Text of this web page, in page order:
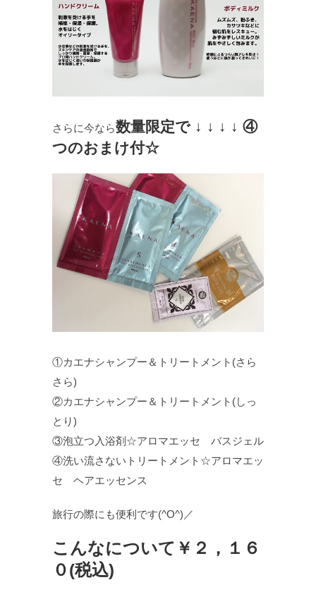
さらに今なら数量限定で ↓ ↓ ↓ ↓ ④
つのおまけ付☆
①カエナシャンプー＆トリートメント(さら
さら)
②カエナシャンプー＆トリートメント(しっ
とり)
③泡立つ入浴剤☆アロマエッセ バスジェル
④洗い流さないトリートメント☆アロマエッ
セ ヘアエッセンス
旅行の際にも便利です(^O^)／
こんなについて￥２，１６
０(税込)